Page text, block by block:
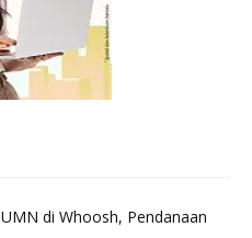
di Whoosh, Pendanaan